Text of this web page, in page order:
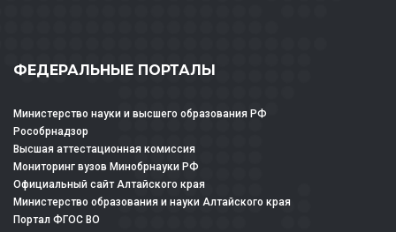
ФЕДЕРАЛЬНЫЕ ПОРТАЛЫ
Министерство науки и высшего образования РФ
Рособрнадзор
Высшая аттестационная комиссия
Мониторинг вузов Минобрнауки РФ
Официальный сайт Алтайского края
Министерство образования и науки Алтайского края
Портал ФГОС ВО